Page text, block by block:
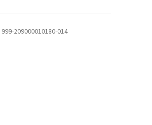
999-209000010180-014